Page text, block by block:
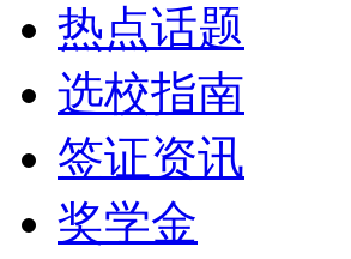
热点话题
选校指南
签证资讯
奖学金